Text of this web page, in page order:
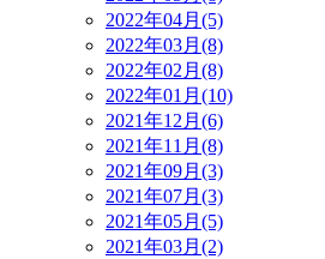
2022年04月(5)
2022年03月(8)
2022年02月(8)
2022年01月(10)
2021年12月(6)
2021年11月(8)
2021年09月(3)
2021年07月(3)
2021年05月(5)
2021年03月(2)